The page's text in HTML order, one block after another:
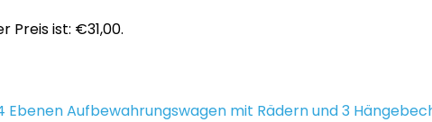
Preis ist: €31,00.